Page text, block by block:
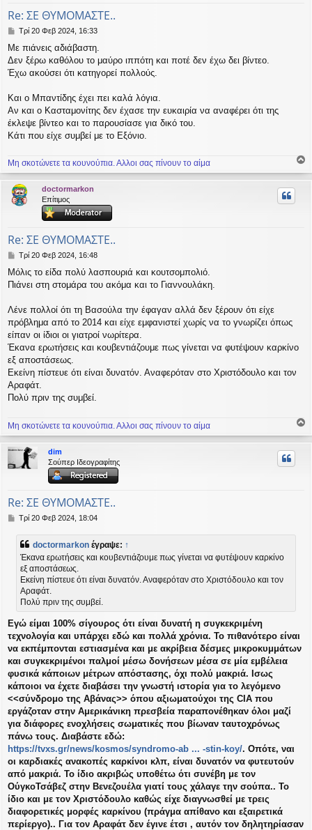
Re: ΣΕ ΘΥΜΟΜΑΣΤΕ..
Δ
μ
ο
σ
υ
σ
η
Τρί 20 Φεβ 2024, 16:33
Με πιάνεις αδιάβαστη.
Δεν ξέρω καθόλου το μαύρο ιππότη και ποτέ δεν έχω δει βίντεο.
Έχω ακούσει ότι κατηγορεί πολλούς.
Και ο Μπαντίδης έχει πει καλά λόγια.
Αν και ο Κασταμονίτης δεν έχασε την ευκαιρία να αναφέρει ότι της
έκλεψε βίντεο και το παρουσίασε για δικό του.
Κάτι που είχε συμβεί με το Εξόνιο.
Μη σκοτώνετε τα κουνούπια. Αλλοι σας πίνουν το αίμα
ο
ρ
doctormarkon
Επίτιμος
Re: ΣΕ ΘΥΜΟΜΑΣΤΕ..
Δ
μ
ο
ί
υ
σ
η
Τρί 20 Φεβ 2024, 16:48
Μόλις το είδα πολύ λασπουριά και κουτσομπολιό.
Πιάνει στη στομάρα του ακόμα και το Γιαννουλάκη.
Λένε πολλοί ότι τη Βασούλα την έφαγαν αλλά δεν ξέρουν ότι είχε
πρόβλημα από το 2014 και είχε εμφανιστεί χωρίς να το γνωρίζει όπως
είπαν οι ίδιοι οι γιατροί νωρίτερα.
Έκανα ερωτήσεις και κουβεντιάζουμε πως γίνεται να φυτέψουν καρκίνο
εξ αποστάσεως.
Εκείνη πίστευε ότι είναι δυνατόν. Αναφερόταν στο Χριστόδουλο και τον
Αραφάτ.
Πολύ πριν της συμβεί.
Μη σκοτώνετε τα κουνούπια. Αλλοι σας πίνουν το αίμα
ο
ρ
dim
Σούπερ Ιδεογραφίτης
Re: ΣΕ ΘΥΜΟΜΑΣΤΕ..
Δ
μ
η
Τρί 20 Φεβ 2024, 18:04
doctormarkon έγραψε: ↑
Έκανα ερωτήσεις και κουβεντιάζουμε πως γίνεται να φυτέψουν καρκίνο
εξ αποστάσεως.
Εκείνη πίστευε ότι είναι δυνατόν. Αναφερόταν στο Χριστόδουλο και τον
Αραφάτ.
Πολύ πριν της συμβεί.
Εγώ είμαι 100% σίγουρος ότι είναι δυνατή η συγκεκριμένη
τεχνολογία και υπάρχει εδώ και πολλά χρόνια. Το πιθανότερο είναι
να εκπέμπονται εστιασμένα και με ακρίβεια δέσμες μικροκυμμάτων
και συγκεκριμένοι παλμοί μέσω δονήσεων μέσα σε μία εμβέλεια
φυσικά κάποιων μέτρων απόστασης, όχι πολύ μακριά. Ισως
κάποιοι να έχετε διαβάσει την γνωστή ιστορία για το λεγόμενο
<<σύνδρομο της Αβάνας>> όπου αξιωματούχοι της CIA που
εργάζοταν στην Αμερικάνικη πρεσβεία παραπονέθηκαν όλοι μαζί
για διάφορες ενοχλήσεις σωματικές που βίωναν ταυτοχρόνως
πάνω τους. Διαβάστε εδώ:
https://tvxs.gr/news/kosmos/syndromo-ab ... -stin-koy/. Οπότε, ναι
οι καρδιακές ανακοπές καρκίνοι κλπ, είναι δυνατόν να φυτευτούν
από μακριά. Το ίδιο ακριβώς υποθέτω ότι συνέβη με τον
ΟύγκοΤσάβεζ στην Βενεζουέλα γιατί τους χάλαγε την σούπα.. Το
ίδιο και με τον Χριστόδουλο καθώς είχε διαγνωσθεί με τρεις
διαφορετικές μορφές καρκίνου (πράγμα απίθανο και εξαιρετικά
περίεργο).. Για τον Αραφάτ δεν έγινε έτσι , αυτόν τον δηλητηρίασαν